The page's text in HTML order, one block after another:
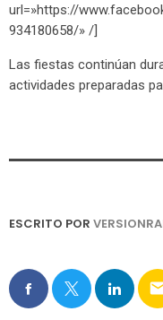
url=»https://
934180658/» /]
Las fiestas continúan
actividades preparadas
ESCRITO POR